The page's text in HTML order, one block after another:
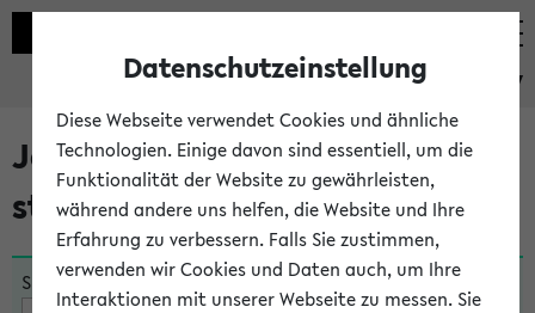
eKVV
Jetzt und in Kürze
stattfindende Veranstaltungen
Suche:
Datenschutzeinstellung
Diese Webseite verwendet Cookies und ähnliche
Technologien. Einige davon sind essentiell, um die
Funktionalität der Website zu gewährleisten,
während andere uns helfen, die Website und Ihre
Erfahrung zu verbessern. Falls Sie zustimmen,
verwenden wir Cookies und Daten auch, um Ihre
Interaktionen mit unserer Webseite zu messen. Sie